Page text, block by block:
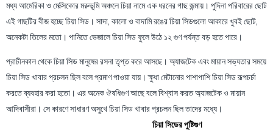
মধ্য আমেরিকা ও মেক্সিকোর মরুভূমি অঞ্চলে চিয়া নামে এক ধরনের গাছ জন্মায়। পুদিনা পরিবারের ছোট
এই গাছটির বীজ হচ্ছে চিয়া সিড। সাদা, কালো ও বাদামি রঙের চিয়া সিডগুলো আকারে খুবই ছোট,
অনেকটা তিলের মতো। পানিতে ভেজালে চিয়া সিড ফুলে উঠে ১২ গুণ পর্যন্ত বড় হতে পারে।
প্রাচীনকাল থেকে চিয়া সিড মানুষের রসনা তৃপ্ত করে আসছে। অ্যাজটেক এবং মায়ান সভ্যতার সময়ে
চিয়া সিড খাবার প্রচলন ছিল বলে প্রমাণ পাওয়া যায়। ক্ষুধা মেটানোর পাশাপাশি চিয়া সিড রূপচর্চা
করতে ব্যবহার করা হতো। এর অনেক ঔষধিগুণ আছে বলে বিশ্বাস করত অ্যাজটেক ও মায়ান
আদিবাসীরা। সে কারণে সাধারণ অসুখে চিয়া সিড খাবার প্রচলন ছিল তাদের মধ্যে।
চিয়া সিডের পুষ্টিগুণ